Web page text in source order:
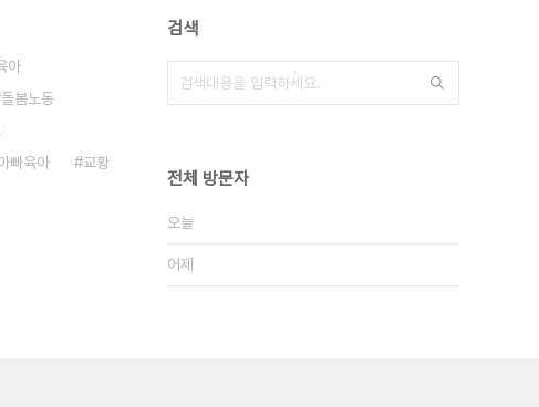
아
돌봄노동
빠육아
교황
검색
전체 방문자
오늘
어제